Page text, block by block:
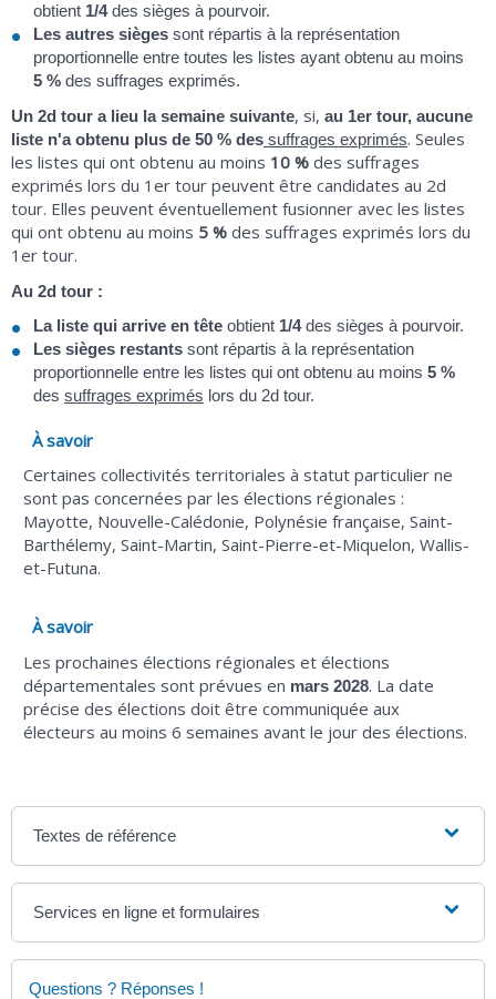
obtient 1/4des sièges à pourvoir.
Les autres sièges sont répartis à la représentation
proportionnelle entre toutes les listes ayant obtenu au moins
5 % des suffrages exprimés.
Un 2d tour a lieu la semaine suivante, si, au 1er tour, aucune
liste n'a obtenu plus de 50 % des suffrages exprimés. Seules
les listes qui ont obtenu au moins 10 % des suffrages
exprimés lors du 1er tour peuvent être candidates au 2d
tour. Elles peuvent éventuellement fusionner avec les listes
qui ont obtenu au moins 5 % des suffrages exprimés lors du
1er tour.
Au 2d tour :
La liste qui arrive en tête obtient 1/4des sièges à pourvoir.
Les sièges restants sont répartis à la représentation
proportionnelle entre les listes qui ont obtenu au moins 5 %
des suffrages exprimés lors du 2d tour.
À savoir
Certaines collectivités territoriales à statut particulier ne
sont pas concernées par les élections régionales :
Mayotte, Nouvelle-Calédonie, Polynésie française, Saint-
Barthélemy, Saint-Martin, Saint-Pierre-et-Miquelon, Wallis-
et-Futuna.
À savoir
Les prochaines élections régionales et élections
départementales sont prévues en mars 2028. La date
précise des élections doit être communiquée aux
électeurs au moins 6 semaines avant le jour des élections.
Textes de référence
Services en ligne et formulaires
Questions ? Réponses !